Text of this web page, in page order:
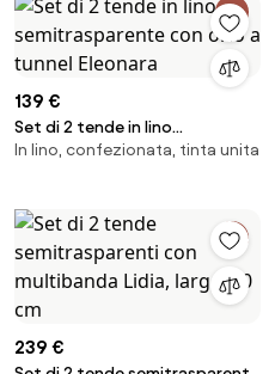
139 €
Set di 2 tende in lino
semitrasparente con orlo a
In lino, confezionata, tinta unita
239 €